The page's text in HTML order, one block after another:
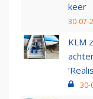
keer
30-07-
KLM
30-